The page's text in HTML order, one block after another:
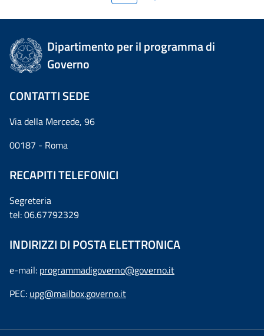
Dipartimento per il programma di
Governo
CONTATTI SEDE
Via della Mercede, 96
00187 - Roma
RECAPITI TELEFONICI
Segreteria
tel: 06.67792329
INDIRIZZI DI POSTA ELETTRONICA
e-mail: programmadigoverno@governo.it
PEC: upg@mailbox.governo.it